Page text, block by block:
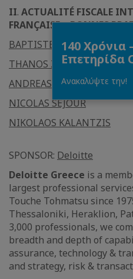
ΙΙ. ACTUALITÉ FISCALE
FRANÇAISE – BONNES
BAPTISTE VECCHINI
THANOS ZONTANOS
ANDREAS KALLERGIS
NICOLAS SÉJOUR
NIKOLAOS KALANTZIS
SPONSOR: Deloitte
Deloitte Greece is a
largest professional
Touche Tohmatsu since
Thessaloniki, Heraklion,
3,000 professionals, we
breadth and depth of
assurance, technology &
and strategy, risk &
140 Χρόνια
Επετηρίδα
Ανακαλύψτε την!